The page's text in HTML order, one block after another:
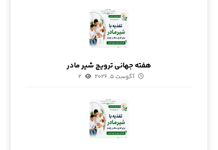
هفته جهانی ترویج شیر مادر
آگوست ۵, ۲۰۲۶ ۲